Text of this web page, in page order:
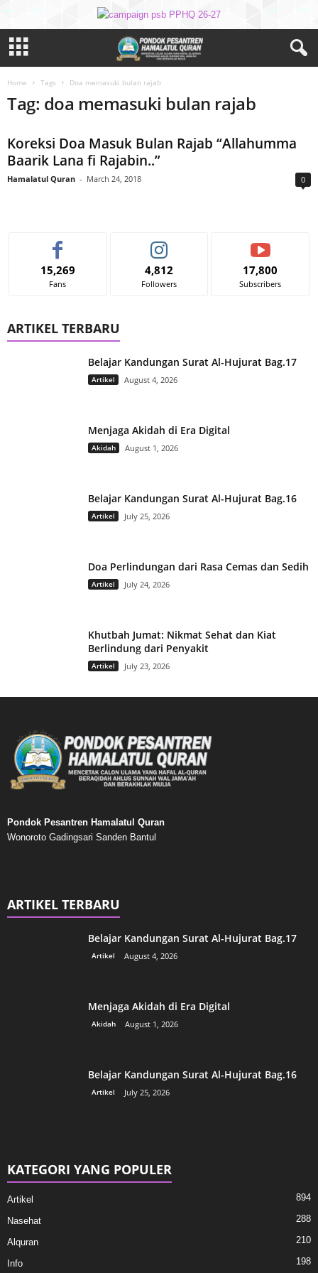
Home Tags Doa memasuki bulan rajab
Tag: doa memasuki bulan rajab
Koreksi Doa Masuk Bulan Rajab “Allahumma
Baarik Lana fi Rajabin..”
Hamalatul Quran - March 24, 2018 0
15,269
Fans
4,812
Followers
17,800
Subscribers
ARTIKEL TERBARU
Belajar Kandungan Surat Al-Hujurat Bag.17
Artikel August 4, 2026
Menjaga Akidah di Era Digital
Akidah August 1, 2026
Belajar Kandungan Surat Al-Hujurat Bag.16
Artikel July 25, 2026
Doa Perlindungan dari Rasa Cemas dan Sedih
Artikel July 24, 2026
Khutbah Jumat: Nikmat Sehat dan Kiat
Berlindung dari Penyakit
Artikel July 23, 2026
Pondok Pesantren Hamalatul Quran
Wonoroto Gadingsari Sanden Bantul
ARTIKEL TERBARU
Belajar Kandungan Surat Al-Hujurat Bag.17
Artikel August 4, 2026
Menjaga Akidah di Era Digital
Akidah August 1, 2026
Belajar Kandungan Surat Al-Hujurat Bag.16
Artikel July 25, 2026
KATEGORI YANG POPULER
Artikel 894
Nasehat 288
Alquran 210
Info 198